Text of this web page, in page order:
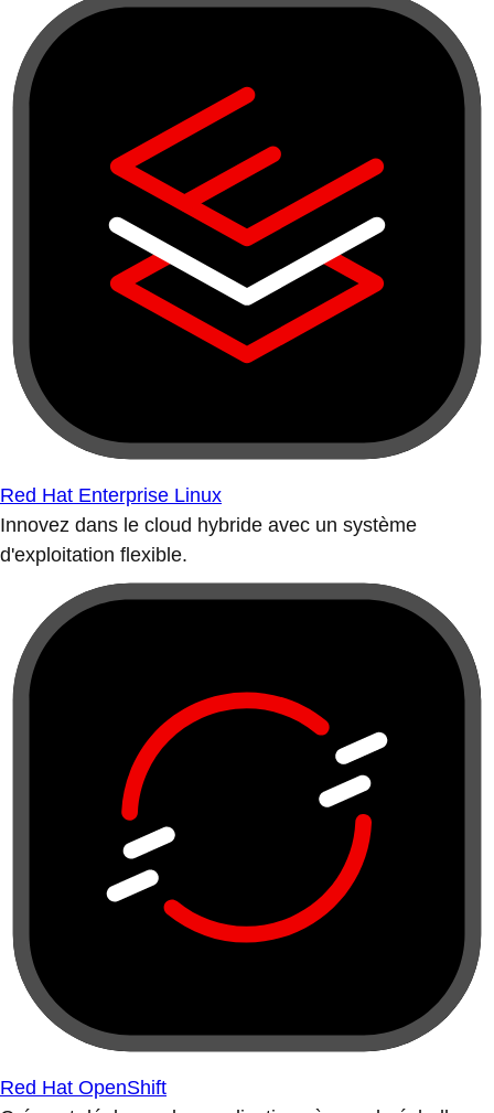
Red Hat Enterprise Linux
Innovez dans le cloud hybride avec un système
d'exploitation flexible.
Red Hat OpenShift